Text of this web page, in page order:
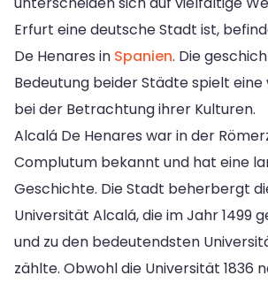
Erfurt eine deutsche Stadt ist,
De Henares in Spanien. Die
Bedeutung beider Städte spielt eine
bei der Betrachtung ihrer Kulturen.
Alcalá De Henares war in der
Complutum bekannt und hat eine
Geschichte. Die Stadt beherbergt
Universität Alcalá, die im Jahr 1499
und zu den bedeutendsten
zählte. Obwohl die Universität 1836